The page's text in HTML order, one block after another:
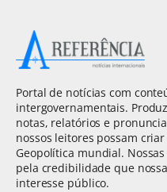
Portal de notícias com
intergovernamentais.
notas, relatórios e
nossos leitores possam
Geopolítica mundial.
pela credibilidade que
interesse público.